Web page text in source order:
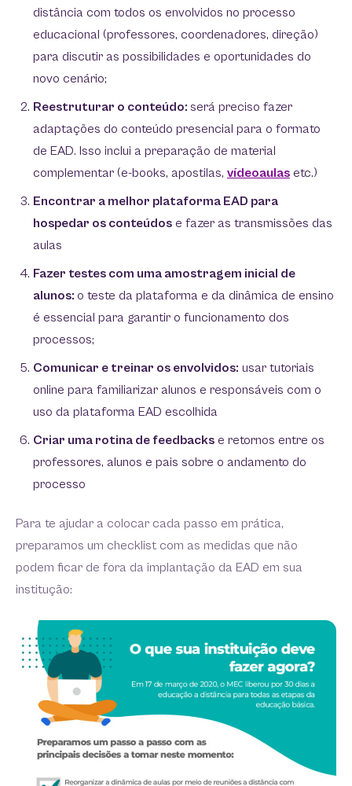
distância com todos os envolvidos no processo
educacional (professores, coordenadores, direção)
para discutir as possibilidades e oportunidades do
novo cenário;
Reestruturar o conteúdo: será preciso fazer
adaptações do conteúdo presencial para o formato
de EAD. Isso inclui a preparação de material
complementar (e-books, apostilas, vídeoaulas etc.)
Encontrar a melhor plataforma EAD para
hospedar os conteúdos e fazer as transmissões das
aulas
Fazer testes com uma amostragem inicial de
alunos: o teste da plataforma e da dinâmica de ensino
é essencial para garantir o funcionamento dos
processos;
Comunicar e treinar os envolvidos: usar tutoriais
online para familiarizar alunos e responsáveis com o
uso da plataforma EAD escolhida
Criar uma rotina de feedbacks e retornos entre os
professores, alunos e pais sobre o andamento do
processo
Para te ajudar a colocar cada passo em prática,
preparamos um checklist com as medidas que não
podem ficar de fora da implantação da EAD em sua
institução: